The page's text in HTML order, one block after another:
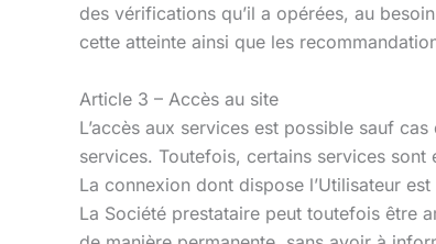
des vérifications qu’il a opérées, au
cette atteinte ainsi que les
Article 3 – Accès au site
L’accès aux services est possible sauf
services. Toutefois, certains services
La connexion dont dispose l’Utilisateur
La Société prestataire peut toutefois être